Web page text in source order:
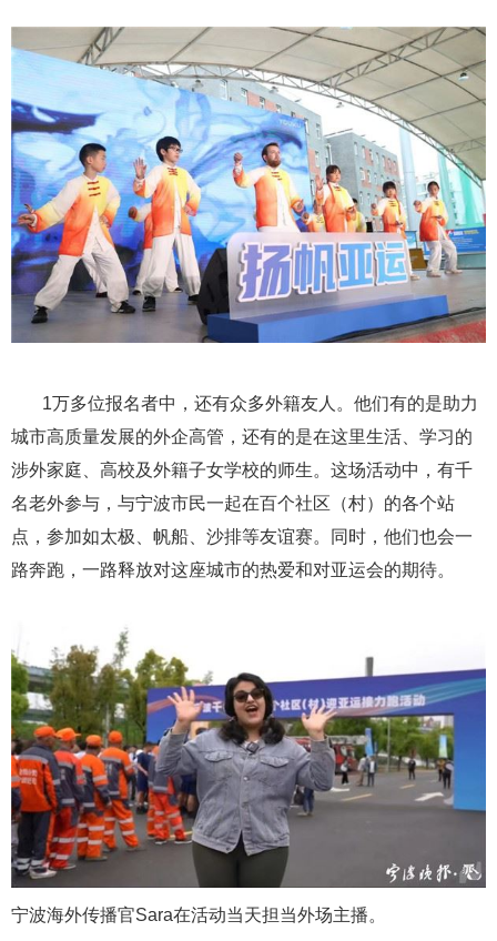
1万多位报名者中，还有众多外籍友人。他们有的是助力
城市高质量发展的外企高管，还有的是在这里生活、学习的
涉外家庭、高校及外籍子女学校的师生。这场活动中，有千
名老外参与，与宁波市民一起在百个社区（村）的各个站
点，参加如太极、帆船、沙排等友谊赛。同时，他们也会一
路奔跑，一路释放对这座城市的热爱和对亚运会的期待。
宁波海外传播官Sara在活动当天担当外场主播。